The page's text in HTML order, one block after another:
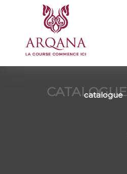
CATALOGUE
catalogue